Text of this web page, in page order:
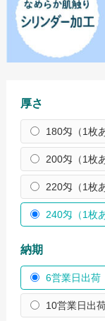
ミニタオル
名入れタオル
国産白ソフト
国産白ソフト
国産白ソフト
【最短翌日出
名入れなし）
国産カラータ
国産カラータ
厚さ
180匁（1枚
200匁（1枚
220匁（1枚
240匁（1枚
納期
6営業日出荷
10営業日出